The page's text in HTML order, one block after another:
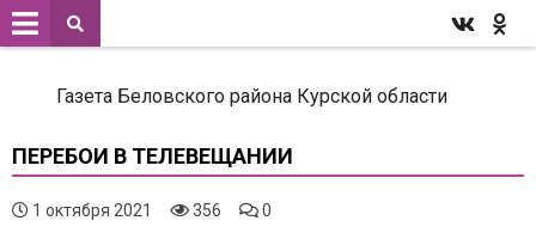
Газета Беловского района Курской области
ПЕРЕБОИ В ТЕЛЕВЕЩАНИИ
1 октября 2021 356 0